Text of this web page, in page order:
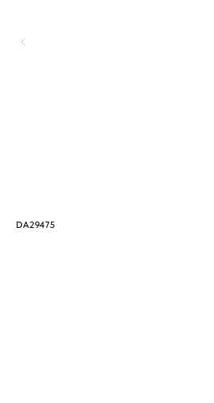
DA29475